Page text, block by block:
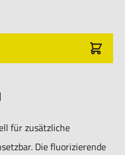
zu Schäden und
1,7051 HR
für zusätzliche
Die fluorizierende